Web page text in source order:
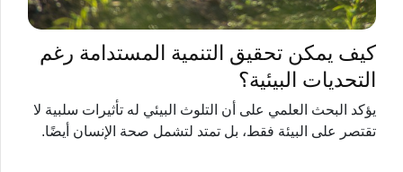
كيف يمكن تحقيق التنمية المستدامة رغم
التحديات البيئية؟
يؤكد البحث العلمي على أن التلوث البيئي له تأثيرات سلبية لا
تقتصر على البيئة فقط، بل تمتد لتشمل صحة الإنسان أيضًا.